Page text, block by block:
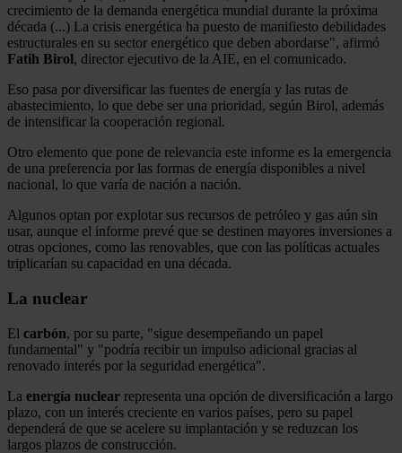
crecimiento de la demanda energética mundial durante la próxima
década (...) La crisis energética ha puesto de manifiesto debilidades
estructurales en su sector energético que deben abordarse", afirmó
Fatih Birol, director ejecutivo de la AIE, en el comunicado.
Eso pasa por diversificar las fuentes de energía y las rutas de
abastecimiento, lo que debe ser una prioridad, según Birol, además
de intensificar la cooperación regional.
Otro elemento que pone de relevancia este informe es la emergencia
de una preferencia por las formas de energía disponibles a nivel
nacional, lo que varía de nación a nación.
Algunos optan por explotar sus recursos de petróleo y gas aún sin
usar, aunque el informe prevé que se destinen mayores inversiones a
otras opciones, como las renovables, que con las políticas actuales
triplicarían su capacidad en una década.
La nuclear
El carbón, por su parte, "sigue desempeñando un papel
fundamental" y "podría recibir un impulso adicional gracias al
renovado interés por la seguridad energética".
La energía nuclear representa una opción de diversificación a largo
plazo, con un interés creciente en varios países, pero su papel
dependerá de que se acelere su implantación y se reduzcan los
largos plazos de construcción.